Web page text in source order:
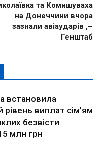
та Комишуваха
на Донеччини вчора
зазнали авіаударів ,–
Генштаб
встановила
виплат сім’ям
безвісти
млн грн